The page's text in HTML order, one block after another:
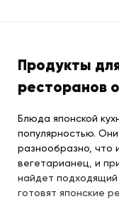
Продукты
ресторанов
Блюда японской
популярностью.
разнообразно, что
вегетарианец, и
найдет
готовят японские